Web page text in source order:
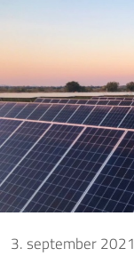
3. september 2021